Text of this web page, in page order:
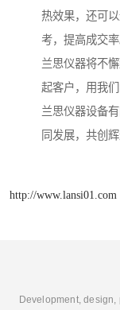
热效果，还可
考，提高成交率
兰思仪器将不
起客户，用我
兰思仪器设备
同发展，共创辉
http://www.lansi01.com
Development,